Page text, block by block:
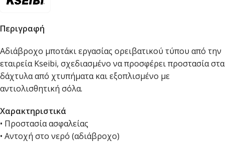
Περιγραφή
Αδιάβροχο μποτάκι εργασίας ορειβατικού τύπου από την
εταιρεία Kseibi, σχεδιασμένο να προσφέρει προστασία στα
δάχτυλα από χτυπήματα και εξοπλισμένο με
αντιολισθητική σόλα.
Χαρακτηριστικά
• Προστασία ασφαλείας
• Αντοχή στο νερό (αδιάβροχο)